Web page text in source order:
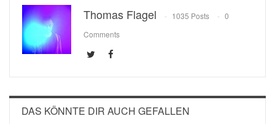
Thomas Flagel 1035 Posts
0
Comments
DAS KÖNNTE DIR AUCH GEFALLEN